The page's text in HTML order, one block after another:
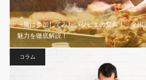
一度は参加してみたいジビエの祭典！「全国
魅力を徹底解説！
コラム